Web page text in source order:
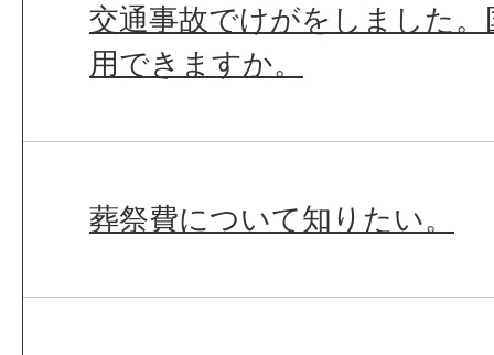
交通事故でけがをしました
用できますか。
葬祭費について知りたい。